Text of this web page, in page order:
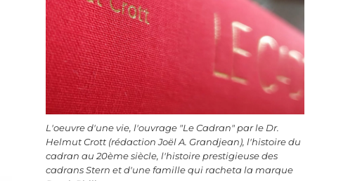
L'oeuvre d'une vie, l'ouvrage "Le Cadran" par le Dr.
Helmut Crott (rédaction Joël A. Grandjean), l'histoire du
cadran au 20ème siècle, l'histoire prestigieuse des
cadrans Stern et d'une famille qui racheta la marque